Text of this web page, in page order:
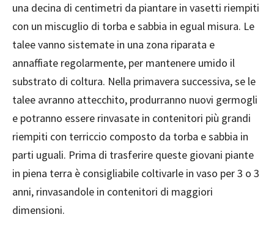
una decina di centimetri da piantare in vasetti riempiti
con un miscuglio di torba e sabbia in egual misura. Le
talee vanno sistemate in una zona riparata e
annaffiate regolarmente, per mantenere umido il
substrato di coltura. Nella primavera successiva, se le
talee avranno attecchito, produrranno nuovi germogli
e potranno essere rinvasate in contenitori più grandi
riempiti con terriccio composto da torba e sabbia in
parti uguali. Prima di trasferire queste giovani piante
in piena terra è consigliabile coltivarle in vaso per 3 o 3
anni, rinvasandole in contenitori di maggiori
dimensioni.